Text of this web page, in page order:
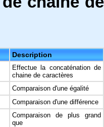
Description
Effectue la concaténation de
chaine de caractères
Comparaison d'une égalité
Comparaison d'une différence
Comparaison de plus grand
que